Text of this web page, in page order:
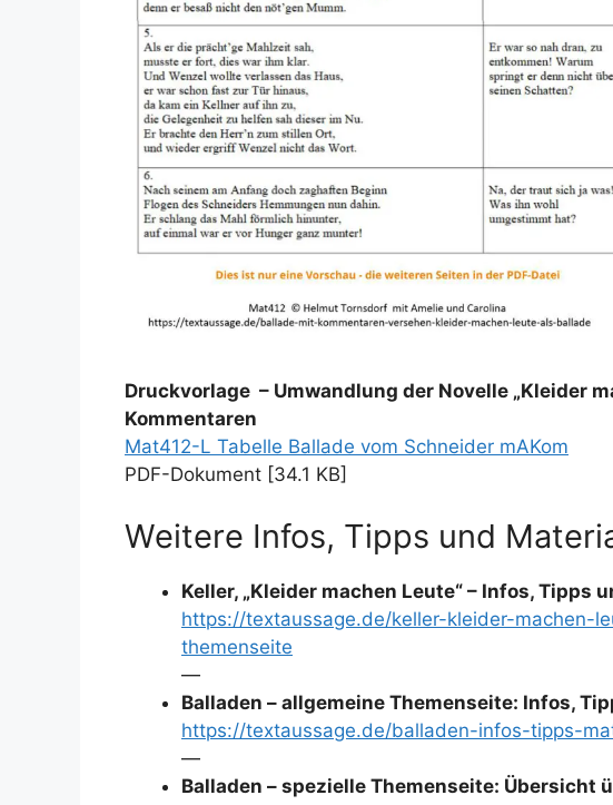
Druckvorlage – Umwandlung der Novelle „Kleider
Kommentaren
Mat412-L Tabelle Ballade vom Schneider mAKom
PDF-Dokument [34.1 KB]
Weitere Infos, Tipps und
Keller, „Kleider machen Leute“ – Infos, Tipps
https://textaussage.de/keller-kleider-machen-
themenseite
—
Balladen – allgemeine Themenseite: Infos,
https://textaussage.de/balladen-infos-tipps-
—
Balladen – spezielle Themenseite: Übersicht